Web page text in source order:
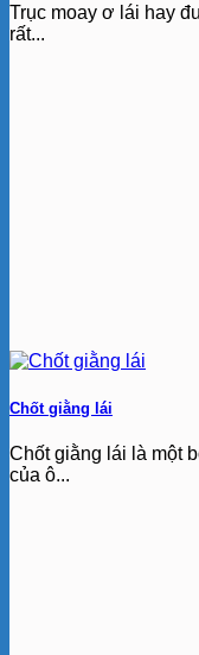
Trục moay ơ lái hay
rất...
Chốt giằng lái
Chốt giằng lái là một
của ô...